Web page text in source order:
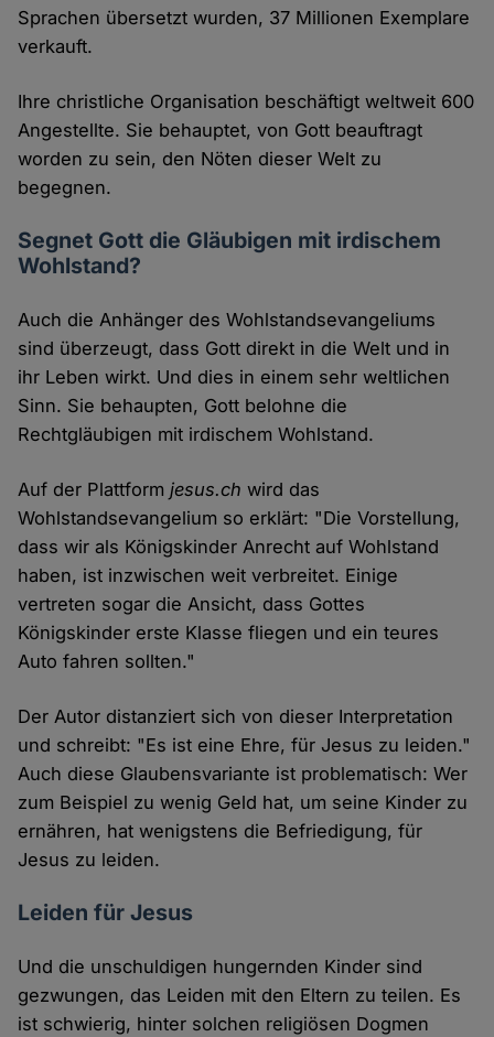
Sprachen übersetzt wurden, 37 Millionen Exemplare
verkauft.
Ihre christliche Organisation beschäftigt weltweit 600
Angestellte. Sie behauptet, von Gott beauftragt
worden zu sein, den Nöten dieser Welt zu
begegnen.
Segnet Gott die Gläubigen mit irdischem
Wohlstand?
Auch die Anhänger des Wohlstandsevangeliums
sind überzeugt, dass Gott direkt in die Welt und in
ihr Leben wirkt. Und dies in einem sehr weltlichen
Sinn. Sie behaupten, Gott belohne die
Rechtgläubigen mit irdischem Wohlstand.
Auf der Plattformjesus.ch wird das
Wohlstandsevangelium so erklärt: "Die Vorstellung,
dass wir als Königskinder Anrecht auf Wohlstand
haben, ist inzwischen weit verbreitet. Einige
vertreten sogar die Ansicht, dass Gottes
Königskinder erste Klasse fliegen und ein teures
Auto fahren sollten."
Der Autor distanziert sich von dieser Interpretation
und schreibt: "Es ist eine Ehre, für Jesus zu leiden."
Auch diese Glaubensvariante ist problematisch: Wer
zum Beispiel zu wenig Geld hat, um seine Kinder zu
ernähren, hat wenigstens die Befriedigung, für
Jesus zu leiden.
Leiden für Jesus
Und die unschuldigen hungernden Kinder sind
gezwungen, das Leiden mit den Eltern zu teilen. Es
ist schwierig, hinter solchen religiösen Dogmen